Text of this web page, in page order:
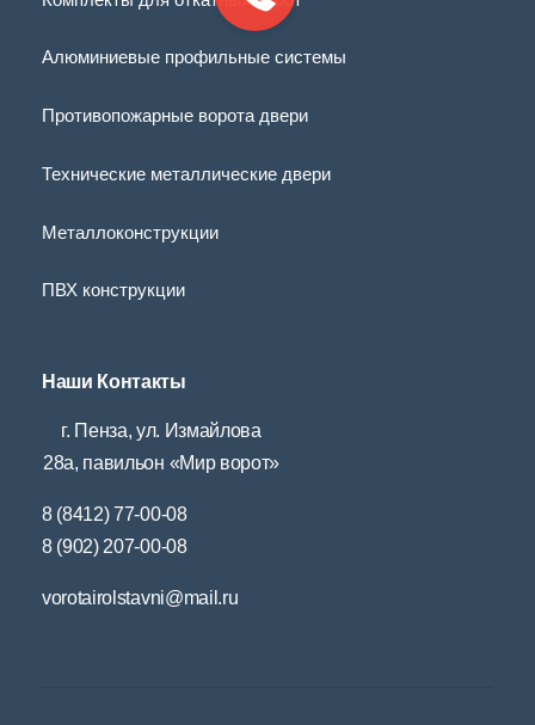
Алюминиевые профильные системы
Противопожарные ворота двери
Технические металлические двери
Металлоконструкции
ПВХ конструкции
Наши Контакты
г. Пенза, ул. Измайлова
28а, павильон «Мир ворот»
8 (8412) 77-00-08
8 (902) 207-00-08
vorotairolstavni@mail.ru